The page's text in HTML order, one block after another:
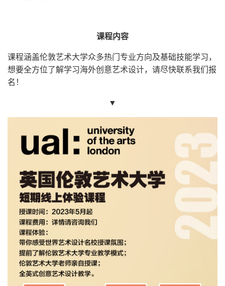
课程内容
课程涵盖伦敦艺术大学众多热门专业方向及基础技能学习，
想要全方位了解学习海外创意艺术设计，请尽快联系我们报
名！
▼